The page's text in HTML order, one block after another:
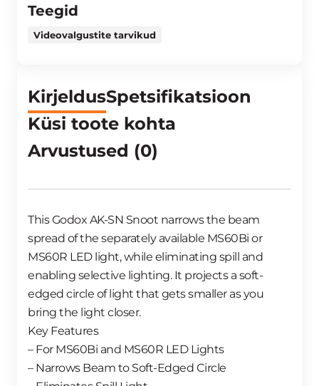
snoot
for
Teegid
Videovalgustite tarvikud
KirjeldusSpetsifikatsioon
Küsi toote kohta
Arvustused (0)
This Godox AK-SN Snoot narrows the beam
spread of the separately available MS60Bi or
MS60R LED light, while eliminating spill and
enabling selective lighting. It projects a soft-
edged circle of light that gets smaller as you
bring the light closer.
Key Features
– For MS60Bi and MS60R LED Lights
– Narrows Beam to Soft-Edged Circle